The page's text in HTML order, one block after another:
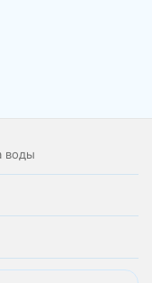
воды